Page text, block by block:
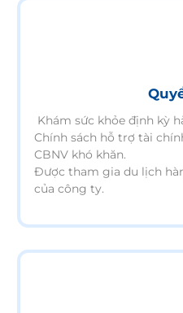
Khám sức khỏe định kỳ
Chính sách hỗ trợ tài
CBNV khó khăn.
Được tham gia du lịch
của công ty.